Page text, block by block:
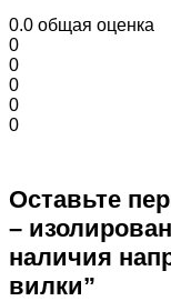
0.0 общая оценка
0
0
0
0
0
Оставьте
–
наличия
вилки”